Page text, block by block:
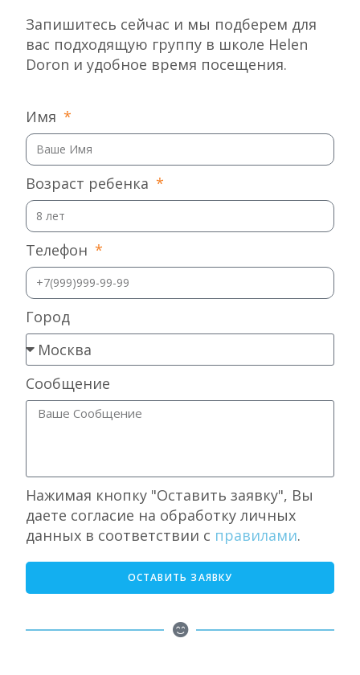
Запишитесь сейчас и мы подберем для
вас подходящую группу в школе Helen
Doron и удобное время посещения.
Имя
Возраст ребенка
Телефон
Город
Сообщение
Нажимая кнопку "Оставить заявку", Вы
даете согласие на обработку личных
данных в соответствии с правилами.
ОСТАВИТЬ ЗАЯВКУ